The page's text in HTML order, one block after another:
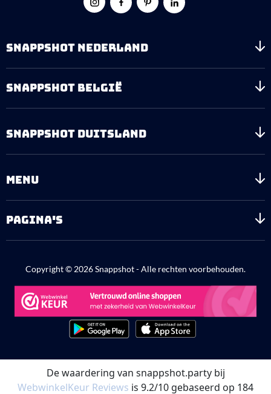
SNAPPSHOT NEDERLAND
SNAPPSHOT BELGIË
SNAPPSHOT DUITSLAND
MENU
PAGINA'S
Copyright © 2026 Snappshot - Alle rechten voorbehouden.
De waardering van snappshot.party bij
WebwinkelKeur Reviews is 9.2/10 gebaseerd op 184